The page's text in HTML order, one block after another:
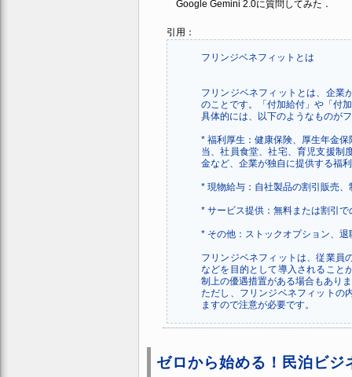
Google Gemini 2.0に質問してみた．
引用：
フリンジベネフィットとは
フリンジベネフィットとは、企業
のことです。「付加給付」や「付
具体的には、以下のようなものが
* 福利厚生：健康保険、厚生年金
当、社員食堂、社宅、育児支援制
金など、企業が独自に提供する福
* 現物給与：自社製品の割引販売、
* サービス提供：無料または割引
* その他：ストックオプション、退
フリンジベネフィットは、従業員
などを目的として導入されること
制上の優遇措置がある場合もあり
ただし、フリンジベネフィットの
ますので注意が必要です。
ゼロから始める！民泊ビジ